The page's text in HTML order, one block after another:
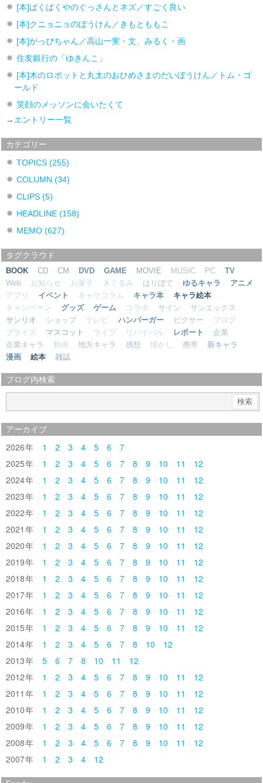
[本]ぱくぱくやのぐっさんとネズ／すごく良い
[本]クニョニョのぼうけん／きもとももこ
[本]がっぴちゃん／高山一実・文、みるく・画
住友銀行の「ゆきんこ」
[本]木のロボットと丸太のおひめさまのだいぼうけん／トム・ゴ
ールド
笑顔のメッソンに会いたくて
→ エントリー一覧
カテゴリー
TOPICS (255)
COLUMN (34)
CLIPS (5)
HEADLINE (158)
MEMO (627)
タグクラウド
BOOK CD CM DVD GAME MOVIE MUSIC PC
TV
Web
お知らせ お菓子 きぐるみ はりぼて ゆるキャラ
アニメ
アプリ
イベント キャラコラム キャラ本
キャラ絵本
キャンペーン
グッズ ゲーム コラボ サイン
サンエックス
サンリオ
ショップ テレビ ハンバーガー ピクサー
ブログ
プライズ
マスコット ライブ リバイバル レポート
企業
企業キャラ
動画 地方キャラ 感想 懐かし 携帯
新キャラ
漫画
絵本 雑誌
ブログ内検索
アーカイブ
2026 1 2 3 4 5 6
7
2025
1 2 3 4 5 6 7 8 9 10 11
12
2024
1 2 3 4 5 6 7 8 9 10 11
12
2023
1 2 3 4 5 6 7 8 9 10 11
12
2022
1 2 3 4 5 6 7 8 9 10 11
12
2021
1 2 3 4 5 6 7 8 9 10 11
12
2020
1 2 3 4 5 6 7 8 9 10 11
12
2019
1 2 3 4 5 6 7 8 9 10 11
12
2018
1 2 3 4 5 6 7 8 9 10 11
12
2017
1 2 3 4 5 6 7 8 9 10 11
12
2016
1 2 3 4 5 6 7 8 9 10 11
12
2015
1 2 3 4 5 6 7 8 9 10 11
12
2014
1 2 3 4 5 6 7 8 10
12
2013
5 6 7 8 10 11
12
2012
1 2 3 4 5 6 7 8 9 10 11
12
2011
1 2 3 4 5 6 7 8 9 10 11
12
2010
1 2 3 4 5 6 7 8 9 10 11
12
2009
1 2 3 4 5 6 7 8 9 10 11
12
2008
1 2 3 4 5 6 7 8 9 10 11
12
2007
1 2 3 4 12